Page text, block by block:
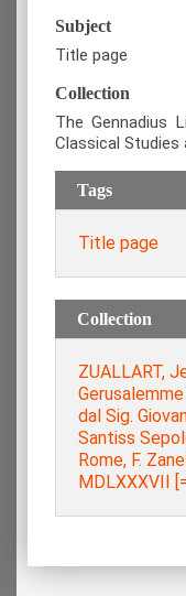
Subject
Title page
Collection
The Gennadius
Classical Studies
Tags
Title page
Collection
ZUALLART,
dal Sig.
Santiss
Rome, F.
MDLXXXVII